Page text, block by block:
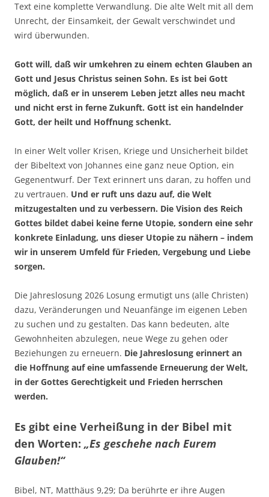
Text eine komplette Verwandlung. Die alte Welt mit all dem
Unrecht, der Einsamkeit, der Gewalt verschwindet und
wird überwunden.
Gott will, daß wir umkehren zu einem echten Glauben an
Gott und Jesus Christus seinen Sohn. Es ist bei Gott
möglich, daß er in unserem Leben jetzt alles neu macht
und nicht erst in ferne Zukunft. Gott ist ein handelnder
Gott, der heilt und Hoffnung schenkt.
In einer Welt voller Krisen, Kriege und Unsicherheit bildet
der Bibeltext von Johannes eine ganz neue Option, ein
Gegenentwurf. Der Text erinnert uns daran, zu hoffen und
zu vertrauen. Und er ruft uns dazu auf, die Welt
mitzugestalten und zu verbessern. Die Vision des Reich
Gottes bildet dabei keine ferne Utopie, sondern eine sehr
konkrete Einladung, uns dieser Utopie zu nähern – indem
wir in unserem Umfeld für Frieden, Vergebung und Liebe
sorgen.
Die Jahreslosung 2026 Losung ermutigt uns (alle Christen)
dazu, Veränderungen und Neuanfänge im eigenen Leben
zu suchen und zu gestalten. Das kann bedeuten, alte
Gewohnheiten abzulegen, neue Wege zu gehen oder
Beziehungen zu erneuern. Die Jahreslosung erinnert an
die Hoffnung auf eine umfassende Erneuerung der Welt,
in der Gottes Gerechtigkeit und Frieden herrschen
werden.
Es gibt eine Verheißung in der Bibel mit
den Worten: „Es geschehe nach Eurem
Glauben!“
Bibel, NT, Matthäus 9,29; Da berührte er ihre Augen